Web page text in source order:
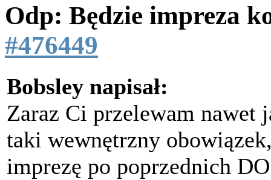
Odp: Będzie impreza
#476449
Bobsley napisał:
Zaraz Ci przelewam nawet
taki wewnętrzny
imprezę po poprzednich